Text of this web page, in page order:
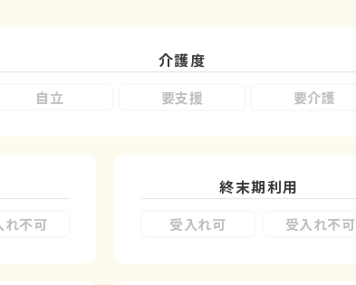
介護度
自立 要支援 要介護
れ不可
終末期利用
受入れ可 受入れ不可